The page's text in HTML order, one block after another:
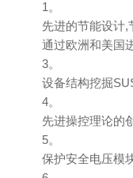
1。
先进的节能设计,
通过欧洲和美国
3。
设备结构挖掘
4。
先进操控理论的
5。
保护安全电压模